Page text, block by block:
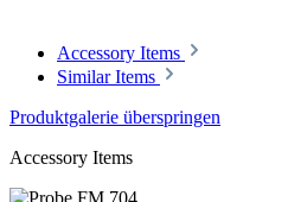
Accessory Items
Similar Items
Produktgalerie überspringen
Accessory Items